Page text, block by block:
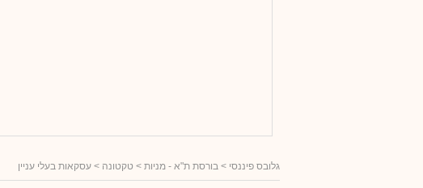
גלובס פיננסי > בורסת ת"א - מניות > טקטונה > עסקאות בעלי עניין